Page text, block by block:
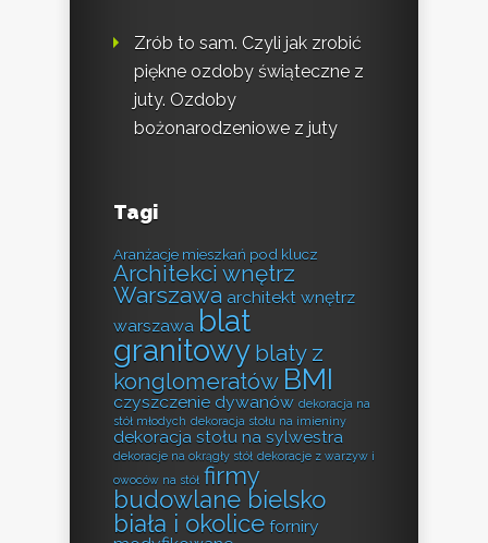
Zrób to sam. Czyli jak zrobić
piękne ozdoby świąteczne z
juty. Ozdoby
bożonarodzeniowe z juty
Tagi
Aranżacje mieszkań pod klucz
Architekci wnętrz
Warszawa architekt wnętrz
warszawa blat
granitowy blaty z
konglomeratów BMI
czyszczenie dywanów dekoracja na
stół młodych dekoracja stołu na imieniny
dekoracja stołu na sylwestra
dekoracje na okrągły stół dekoracje z warzyw i
owoców na stół firmy
budowlane bielsko
biała i okolice forniry